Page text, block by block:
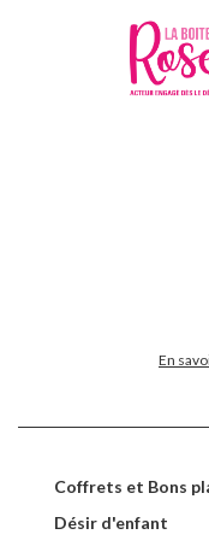
En
Coffrets et Bons
Désir d'enfant